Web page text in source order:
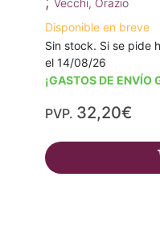
Vecchi, Orazio
Disponible en breve
Sin stock. Si se pide
el 14/08/26
¡GASTOS DE ENVÍO
PVP. 32,20€